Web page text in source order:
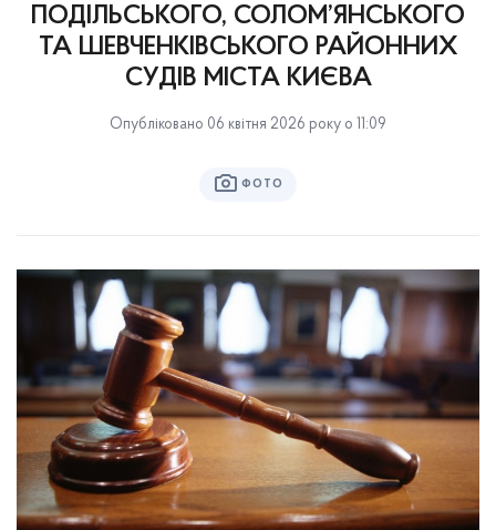
ПОДІЛЬСЬКОГО, СОЛОМ’ЯНСЬКОГО
ТА ШЕВЧЕНКІВСЬКОГО РАЙОННИХ
СУДІВ МІСТА КИЄВА
Опубліковано 06 квітня 2026 року о 11:09
ФОТО